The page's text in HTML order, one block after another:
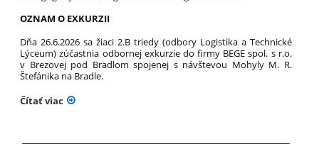
OZNAM O EXKURZII
Dňa 26.6.2026 sa žiaci 2.B triedy (odbory Logistika a Technické
Lýceum) zúčastnia odbornej exkurzie do firmy BEGE spol. s r.o.
v Brezovej pod Bradlom spojenej s návštevou Mohyly M. R.
Štefánika na Bradle.
Čítať viac